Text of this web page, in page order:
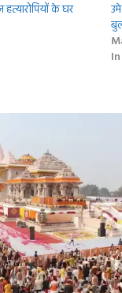
के घर